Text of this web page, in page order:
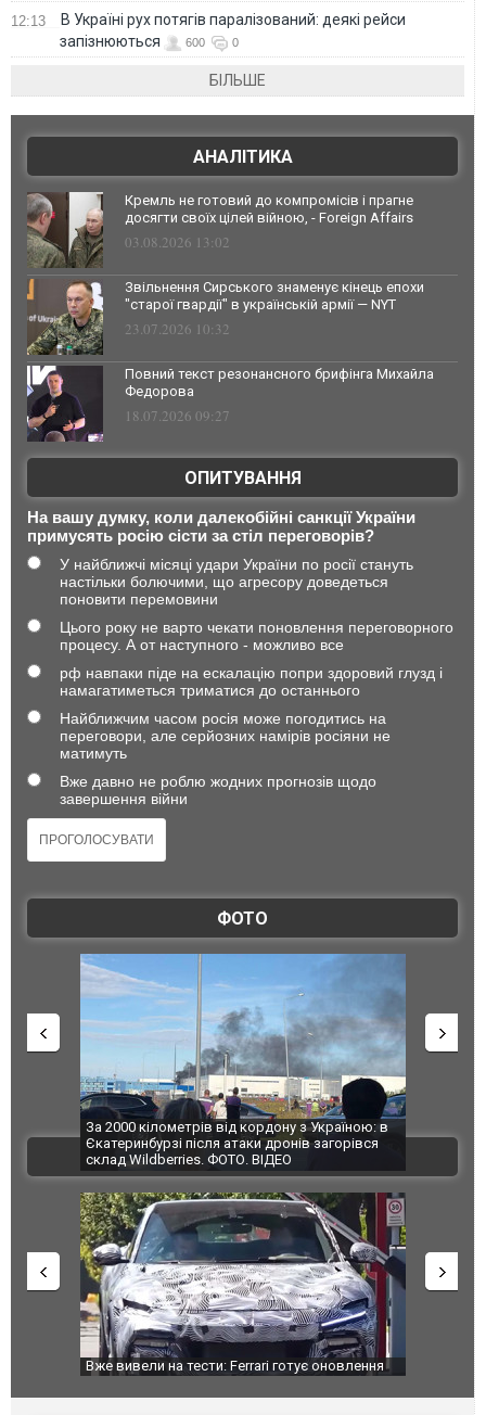
12:13
В Україні рух потягів паралізований: деякі рейси
запізнюються
600 0
БІЛЬШЕ
АНАЛІТИКА
Кремль не готовий до компромісів і прагне
досягти своїх цілей війною, - Foreign Affairs
03.08.2026 13:02
Звільнення Сирського знаменує кінець епохи
"старої гвардії" в українській армії — NYT
23.07.2026 10:32
Повний текст резонансного брифінга Михайла
Федорова
18.07.2026 09:27
ОПИТУВАННЯ
На вашу думку, коли далекобійні санкції України
примусять росію сісти за стіл переговорів?
У найближчі місяці удари України по росії стануть
настільки болючими, що агресору доведеться
поновити перемовини
Цього року не варто чекати поновлення переговорного
процесу. А от наступного - можливо все
рф навпаки піде на ескалацію попри здоровий глузд і
намагатиметься триматися до останнього
Найближчим часом росія може погодитись на
переговори, але серйозних намірів росіяни не
матимуть
Вже давно не роблю жодних прогнозів щодо
завершення війни
ФОТО
За 2000 кілометрів від кордону з Україною: в
Єкатеринбурзі після атаки дронів загорівся
склад Wildberries. ФОТО. ВІДЕО
"Мої
ВІДЕО
Вже вивели на тести: Ferrari готує оновлення
Вийшов
фільму